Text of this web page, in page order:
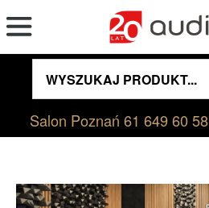
Salon Poznań61 649 60 58